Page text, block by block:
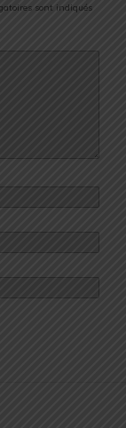
sont indiqués